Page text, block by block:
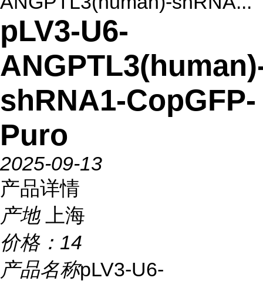
pLV3-U6-
shRNA1-CopGFP-
Puro
2025-09-13
产品详情
产地
上海
价格： 14
产品名称pLV3-U6-